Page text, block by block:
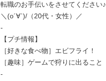
転職のお手伝いをさせてください♪
＼(o´∀`)/（20代・女性）／
-
【プチ情報】
［好きな食べ物］エビフライ！
［趣味］ゲームで狩りに出ること
-